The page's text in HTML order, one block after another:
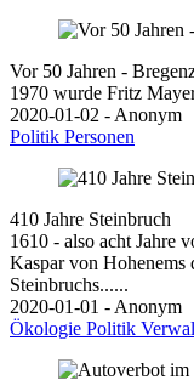
Vor 50 Jahren -
1970 wurde Fritz
2020-01-02 - Anonym
Politik Personen
410 Jahre Steinbruch
1610 - also acht Jahre
Kaspar von Hohenems
Steinbruchs......
2020-01-01 - Anonym
Ökologie Politik